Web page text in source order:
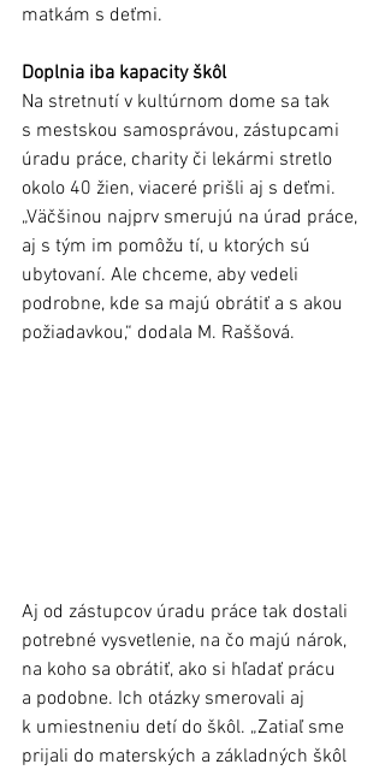
matkám s deťmi.
Doplnia iba kapacity škôl
Na stretnutí v kultúrnom dome sa tak
s mestskou samosprávou, zástupcami
úradu práce, charity či lekármi stretlo
okolo 40 žien, viaceré prišli aj s deťmi.
„Väčšinou najprv smerujú na úrad práce,
aj s tým im pomôžu tí, u ktorých sú
ubytovaní. Ale chceme, aby vedeli
podrobne, kde sa majú obrátiť a s akou
požiadavkou,“ dodala M. Raššová.
Aj od zástupcov úradu práce tak dostali
potrebné vysvetlenie, na čo majú nárok,
na koho sa obrátiť, ako si hľadať prácu
a podobne. Ich otázky smerovali aj
k umiestneniu detí do škôl. „Zatiaľ sme
prijali do materských a základných škôl